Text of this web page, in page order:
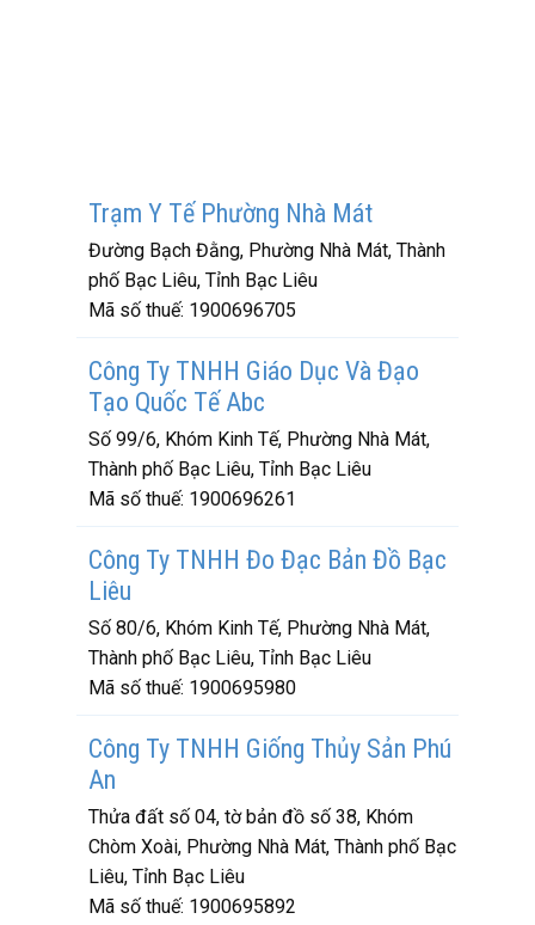
Trạm Y Tế Phường Nhà Mát
Đường Bạch Đằng, Phường Nhà Mát, Thành
phố Bạc Liêu, Tỉnh Bạc Liêu
Mã số thuế: 1900696705
Công Ty TNHH Giáo Dục Và Đạo
Tạo Quốc Tế Abc
Số 99/6, Khóm Kinh Tế, Phường Nhà Mát,
Thành phố Bạc Liêu, Tỉnh Bạc Liêu
Mã số thuế: 1900696261
Công Ty TNHH Đo Đạc Bản Đồ Bạc
Liêu
Số 80/6, Khóm Kinh Tế, Phường Nhà Mát,
Thành phố Bạc Liêu, Tỉnh Bạc Liêu
Mã số thuế: 1900695980
Công Ty TNHH Giống Thủy Sản Phú
An
Thửa đất số 04, tờ bản đồ số 38, Khóm
Chòm Xoài, Phường Nhà Mát, Thành phố Bạc
Liêu, Tỉnh Bạc Liêu
Mã số thuế: 1900695892